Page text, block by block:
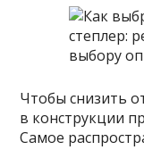
Чтобы снизить
в конструкции
Самое